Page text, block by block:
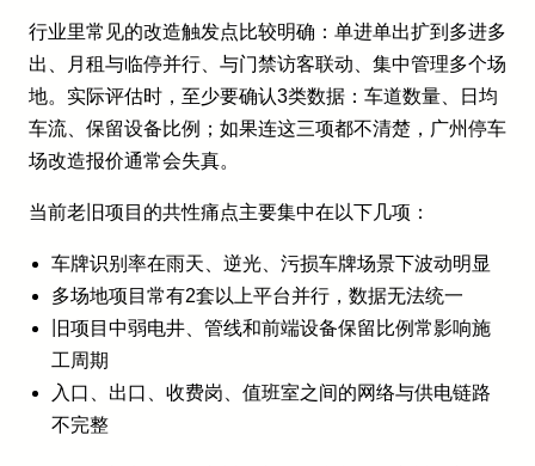
行业里常见的改造触发点比较明确：单进单出扩到多进多
出、月租与临停并行、与门禁访客联动、集中管理多个场
地。实际评估时，至少要确认3类数据：车道数量、日均
车流、保留设备比例；如果连这三项都不清楚，广州停车
场改造报价通常会失真。
当前老旧项目的共性痛点主要集中在以下几项：
车牌识别率在雨天、逆光、污损车牌场景下波动明显
多场地项目常有2套以上平台并行，数据无法统一
旧项目中弱电井、管线和前端设备保留比例常影响施
工周期
入口、出口、收费岗、值班室之间的网络与供电链路
不完整